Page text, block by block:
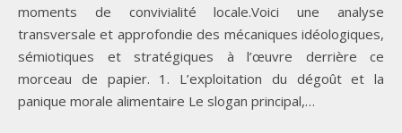
moments de convivialité locale.Voici une analyse
transversale et approfondie des mécaniques idéologiques,
sémiotiques et stratégiques à l’œuvre derrière ce
morceau de papier. 1. L’exploitation du dégoût et la
panique morale alimentaire Le slogan principal,…